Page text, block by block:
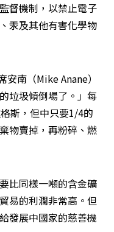
督機制，以禁止電子
汞及其他有害化學物
南（Mike Anane）
垃圾傾倒場了。」每
斯，但中只要1/4的
物賣掉，再粉碎、燃
比同樣一噸的含金礦
易的利潤非常高。但
發展中國家的慈善機